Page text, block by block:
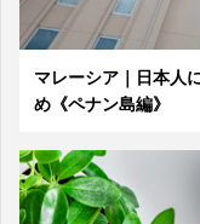
マレーシア｜日本人
め《ペナン島編》